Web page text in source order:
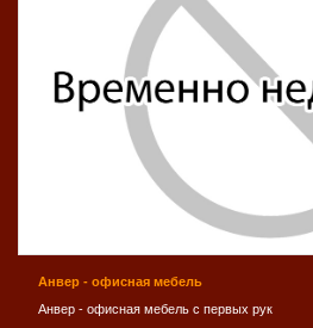
Анвер - офисная мебель
Анвер - офисная мебель с первых рук